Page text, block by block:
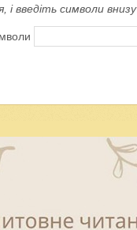
і введіть символи внизу